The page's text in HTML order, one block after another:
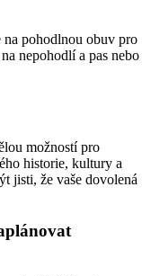
na pohodlnou obuv pro
nepohodlí a pas nebo
možností pro
historie, kultury a
jisti, že vaše dovolená